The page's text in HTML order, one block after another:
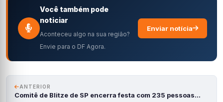
Você também pode
noticiar
Aconteceu algo na sua região?
Envie para o DF Agora.
Enviar notícia
ANTERIOR
Comitê de Blitze de SP encerra festa com 235 pessoas…